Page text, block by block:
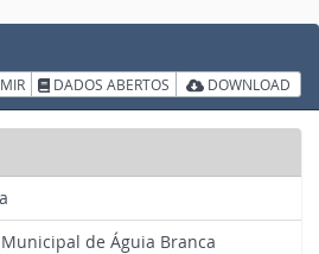
DADOS ABERTOS DOWNLOAD
de Águia Branca